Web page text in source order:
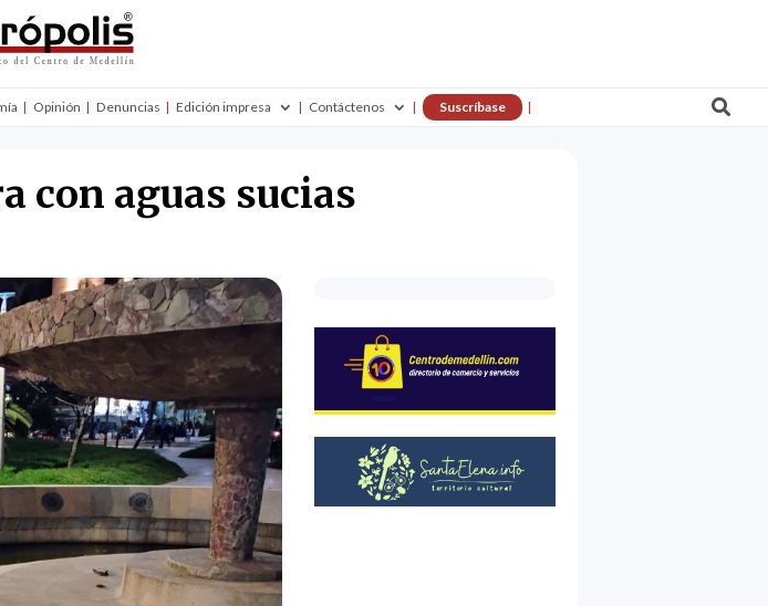
Opinión Denuncias Edición impresa Contáctenos Suscríbase 
con aguas sucias